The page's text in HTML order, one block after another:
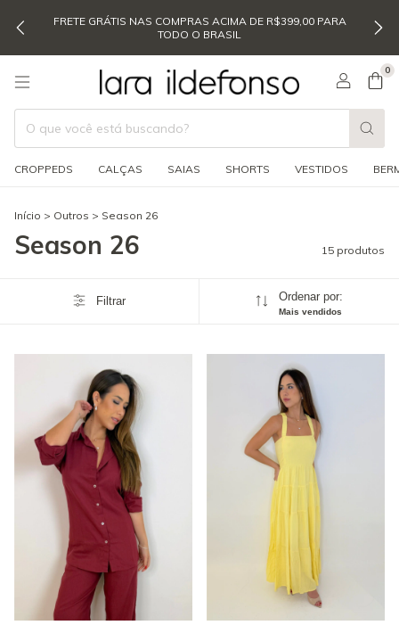
FRETE GRÁTIS NAS COMPRAS ACIMA DE R$399,00 PARA
TODO O BRASIL
0
CROPPEDS CALÇAS SAIAS SHORTS VESTIDOS
Início > Outros > Season 26
Season 26 15 produtos
Filtrar Ordenar por:
Mais vendidos